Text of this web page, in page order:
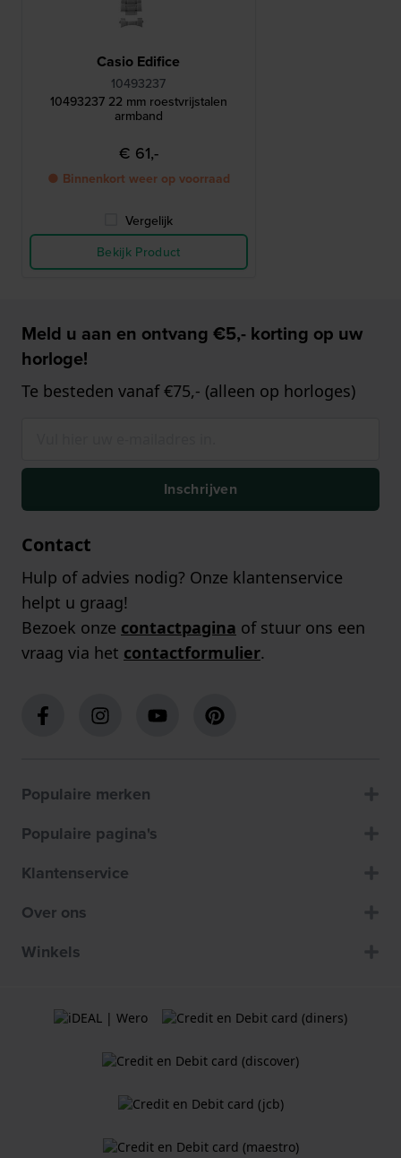
Casio Edifice
10493237
10493237 22 mm roestvrijstalen
armband
€ 61,-
● Binnenkort weer op voorraad
Vergelijk
Bekijk Product
Meld u aan en ontvang €5,- korting op uw
horloge!
Te besteden vanaf €75,- (alleen op horloges)
Inschrijven
Contact
Hulp of advies nodig? Onze klantenservice
helpt u graag!
Bezoek onze contactpagina of stuur ons een
vraag via het contactformulier.
Populaire merken
Populaire pagina's
Klantenservice
Over ons
Winkels